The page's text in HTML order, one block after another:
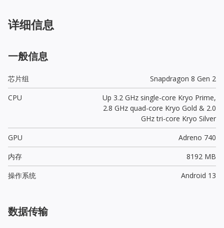
详细信息
一般信息
芯片组
Snapdragon 8 Gen 2
CPU
Up 3.2 GHz single-core Kryo Prime,
2.8 GHz quad-core Kryo Gold & 2.0
GHz tri-core Kryo Silver
GPU
Adreno 740
内存
8192 MB
操作系统
Android 13
数据传输